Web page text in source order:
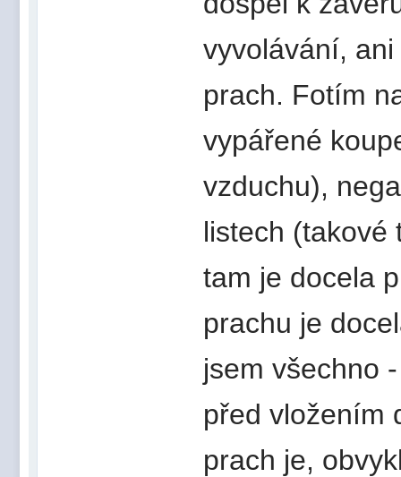
vyvolávání,
prach. Fotím
vypářené
vzduchu),
listech (takové
tam je docela
prachu je
jsem všechno
před vložením
prach je,